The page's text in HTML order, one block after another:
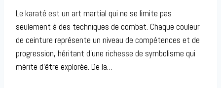
Le karaté est un art martial qui ne se limite pas
seulement à des techniques de combat. Chaque couleur
de ceinture représente un niveau de compétences et de
progression, héritant d’une richesse de symbolisme qui
mérite d’être explorée. De la…